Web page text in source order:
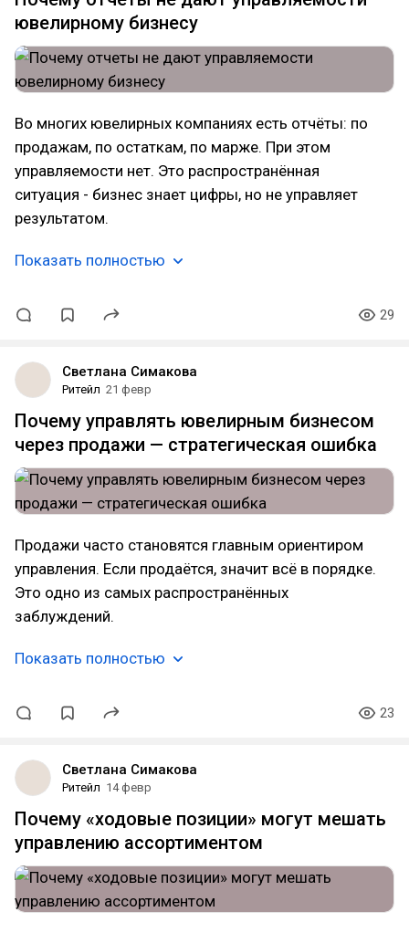
ювелирному бизнесу
Во многих ювелирных компаниях есть отчёты: по
продажам, по остаткам, по марже. При этом
управляемости нет. Это распространённая
ситуация - бизнес знает цифры, но не управляет
результатом.
Показать полностью
29
Светлана Симакова
Ритейл 21 февр
Почему управлять ювелирным бизнесом
через продажи — стратегическая ошибка
Продажи часто становятся главным ориентиром
управления. Если продаётся, значит всё в порядке.
Это одно из самых распространённых
заблуждений.
Показать полностью
23
Светлана Симакова
Ритейл 14 февр
Почему «ходовые позиции» могут мешать
управлению ассортиментом